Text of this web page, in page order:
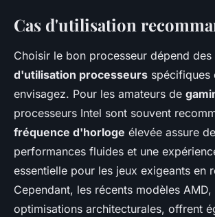
Cas d'utilisation
Choisir le bon processeur dépend des
d'utilisation processeurs spécifiques
envisagez. Pour les amateurs de
processeurs Intel sont souvent
fréquence d'horloge élevée assure
performances fluides et une
essentielle pour les jeux exigeants en
Cependant, les récents modèles
optimisations architecturales, offrent